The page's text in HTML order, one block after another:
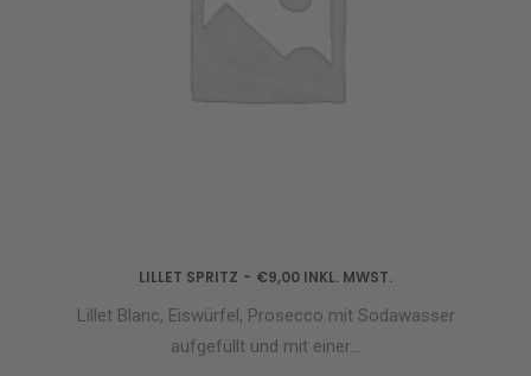
IN DEN WARENKORB
LILLET SPRITZ €9,00 INKL. MWST.
Lillet Blanc, Eiswürfel, Prosecco mit Sodawasser
aufgefüllt und mit einer…